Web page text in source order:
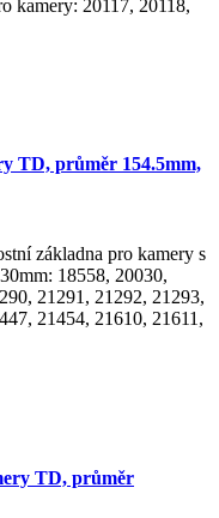
kamery: 20117, 20118,
TD, průměr 154.5mm,
základna pro kamery s
18558, 20030,
21291, 21292, 21293,
21454, 21610, 21611,
TD, průměr